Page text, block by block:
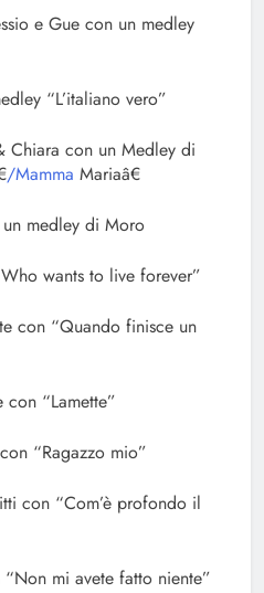
e Gue con un medley
“L’italiano vero”
Chiara con un Medley di
/Mamma Mariaâ€
medley di Moro
wants to live forever”
con “Quando finisce un
con “Lamette”
“Ragazzo mio”
con “Com’è profondo il
mi avete fatto niente”